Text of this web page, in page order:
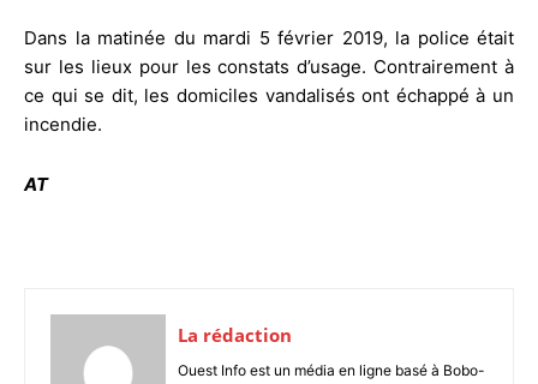
Dans la matinée du mardi 5 février 2019, la police était
sur les lieux pour les constats d’usage. Contrairement à
ce qui se dit, les domiciles vandalisés ont échappé à un
incendie.
AT
La rédaction
Ouest Info est un média en ligne basé à Bobo-